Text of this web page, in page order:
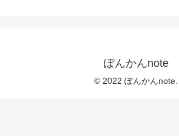
ぽんかんnote
© 2022 ぽんかんnote.